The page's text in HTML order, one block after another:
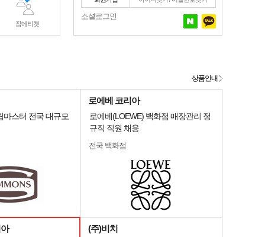
잡에티켓
소셜로그인
마스터 전국 대규모
로에베 코리아
로에베(LOEWE) 백화점 매장관리 정
규직 직원 채용
전국 백화점
(주)비치
상품안내